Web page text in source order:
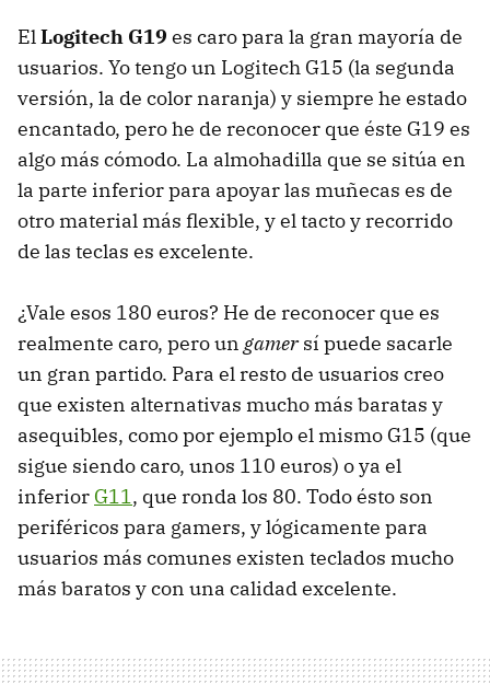
ElLogitech G19 es caro para la gran mayoría de
usuarios. Yo tengo un Logitech G15 (la segunda
versión, la de color naranja) y siempre he estado
encantado, pero he de reconocer que éste G19 es
algo más cómodo. La almohadilla que se sitúa en
la parte inferior para apoyar las muñecas es de
otro material más flexible, y el tacto y recorrido
de las teclas es excelente.
¿Vale esos 180 euros? He de reconocer que es
realmente caro, pero un gamersí puede sacarle
un gran partido. Para el resto de usuarios creo
que existen alternativas mucho más baratas y
asequibles, como por ejemplo el mismo G15 (que
sigue siendo caro, unos 110 euros) o ya el
inferior G11, que ronda los 80. Todo ésto son
periféricos para gamers, y lógicamente para
usuarios más comunes existen teclados mucho
más baratos y con una calidad excelente.